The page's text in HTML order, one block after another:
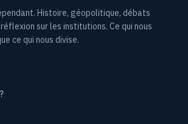
Histoire, géopolitique, débats
sur les institutions. Ce qui nous
ce qui nous divise.